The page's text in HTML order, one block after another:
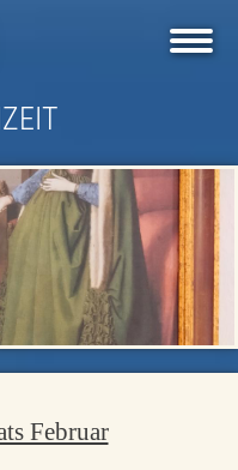
Februar